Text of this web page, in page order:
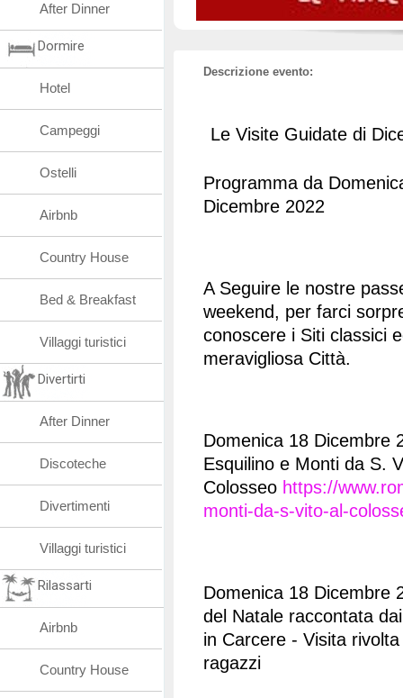
Descrizione evento:
Le Visite Guidate di
Programma da
Dicembre 2022
A Seguire le nostre
weekend, per farci
conoscere i Siti classici
meravigliosa Città.
Domenica 18 Dicembre
Esquilino e Monti da S.
Colosseo https://
monti-da-s-vito-al-
Domenica 18 Dicembre
del Natale raccontata
in Carcere - Visita
ragazzi
After Dinner
Dormire
Hotel
Campeggi
Ostelli
Airbnb
Country House
Bed & Breakfast
Villaggi turistici
Divertirti
After Dinner
Discoteche
Divertimenti
Villaggi turistici
Rilassarti
Airbnb
Country House